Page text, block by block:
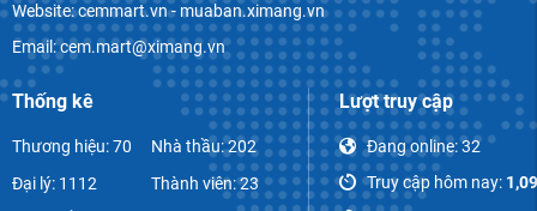
Website: cemmart.vn - muaban.ximang.vn
Email: cem.mart@ximang.vn
Thống kê
Thương hiệu: 70
Đại lý: 1112
Nhà thầu: 202
Thành viên: 23
Lượt truy cập
Đang online:32
Truy cập hôm nay: